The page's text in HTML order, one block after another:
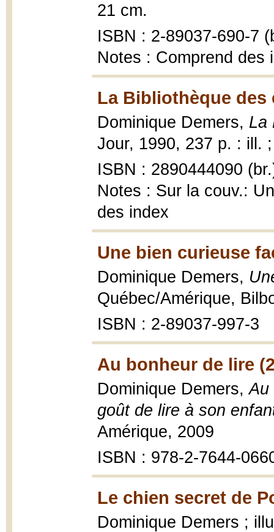
21 cm.
ISBN : 2-89037-690-7
Notes : Comprend des
La Bibliothèque des
Dominique Demers, La
Jour, 1990, 237 p. : ill.
ISBN : 2890444090
Notes : Sur la couv.:
des index
Une bien curieuse
Dominique Demers,
Québec/Amérique,
ISBN : 2-89037-997-3
Au bonheur de lire
Dominique Demers,Au
goût de lire à son
Amérique, 2009
ISBN : 978-2-7644-
Le chien secret de
Dominique Demers ;